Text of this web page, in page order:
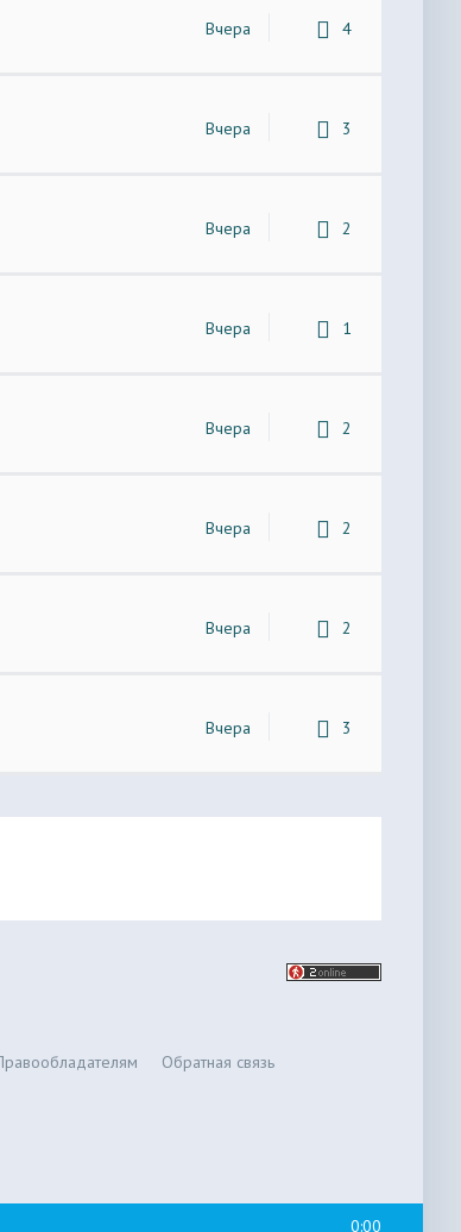
Вчера 4
Вчера 3
Вчера 2
Вчера 1
Вчера 2
Вчера 2
Вчера 2
Вчера 3
Обратная связь
0:00